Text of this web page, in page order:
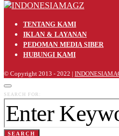
TENTANG KAMI
IKLAN & LAYANAN
PEDOMAN MEDIA SIBER
HUBUNGI KAMI
© Copyright 2013 - 2022 |
SEARCH FOR:
SEARCH